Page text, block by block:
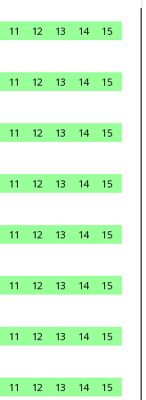
11 12 13 14
15
11 12 13 14
15
11 12 13 14
15
11 12 13 14
15
11 12 13 14
15
11 12 13 14
15
11 12 13 14
15
11 12 13 14
15